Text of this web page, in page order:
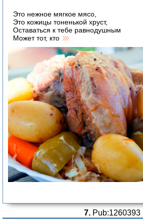
Это нежное мягкое мясо,
Это кожицы тоненькой хруст,
Оставаться к тебе равнодушным
Может тот, кто
7.Pub:1260393